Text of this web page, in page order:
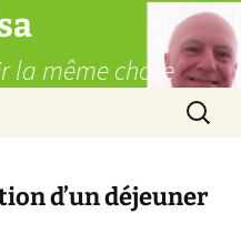
la même chose
d’un déjeuner